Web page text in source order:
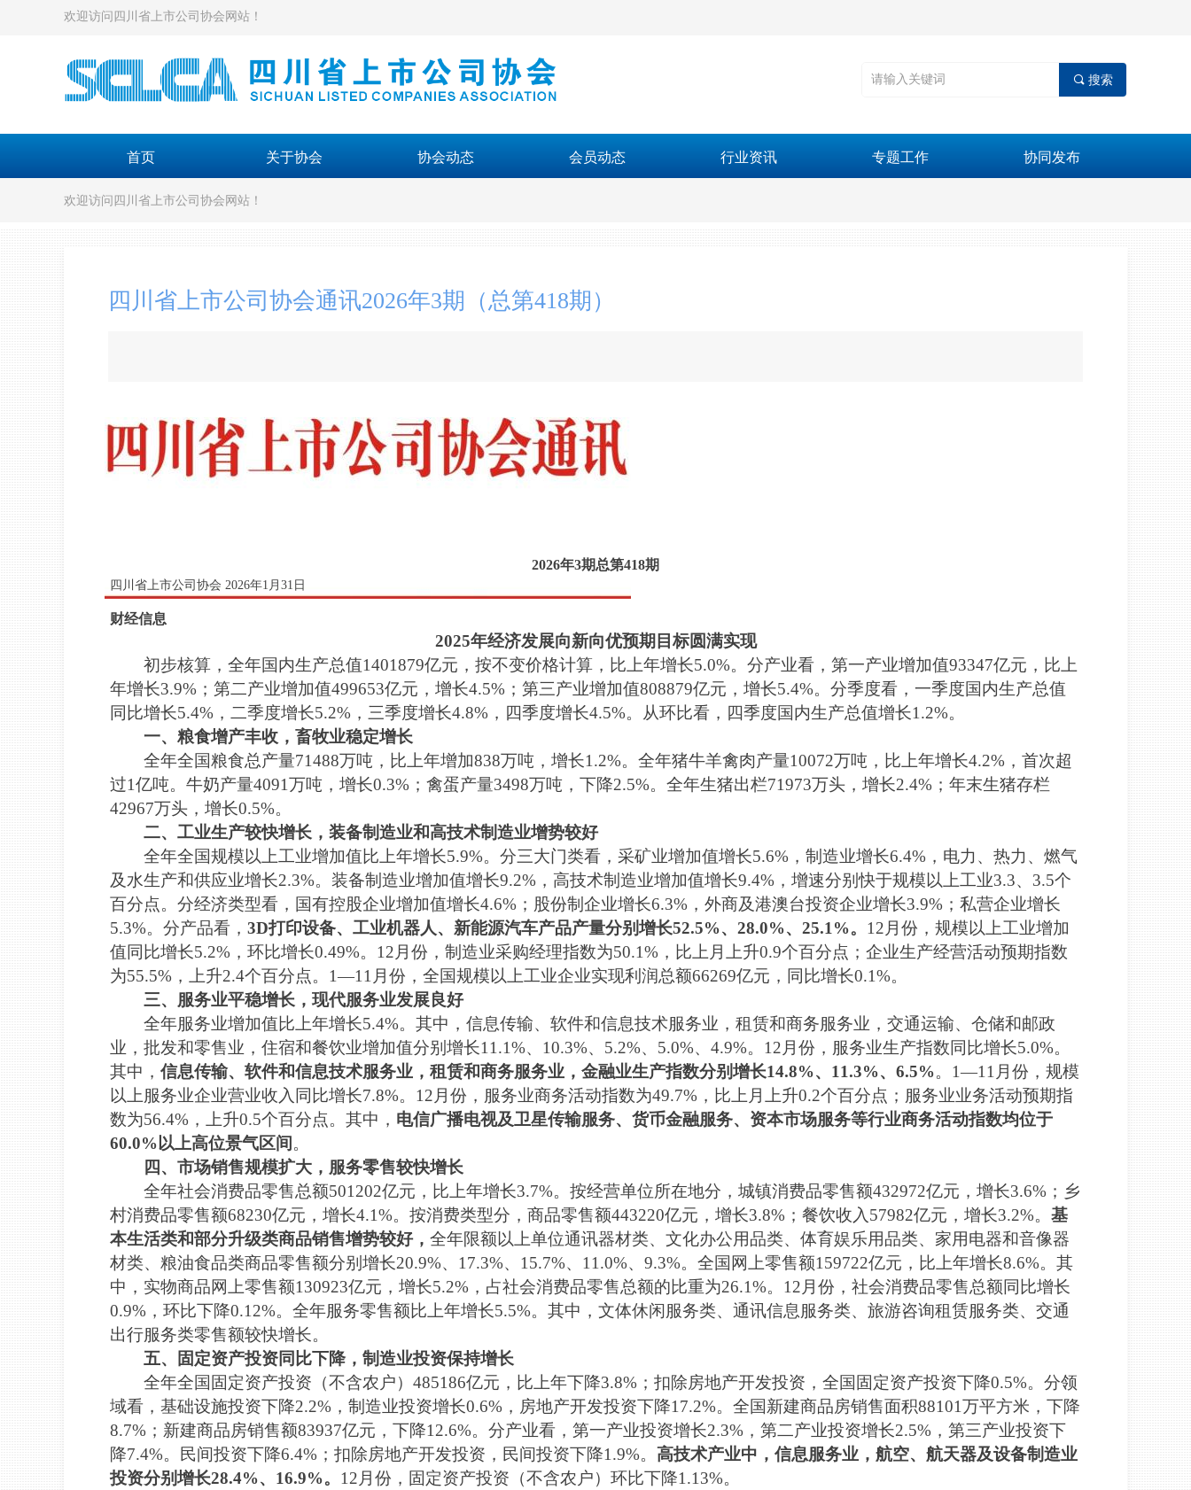
끠 搜索
首页 关于协会 协会动态 会员动态 行业资讯 专题工作 协同发布
欢迎访问四川省上市公司协会网站！
欢迎访问四川省上市公司协会网站！
2026年3期总第418期
四川省上市公司协会 2026年1月31日
财经信息
2025年经济发展向新向优预期目标圆满实现
初步核算，全年国内生产总值1401879亿元，按不变价格计算，比上年增长5.0%。分产业看，第一产业增加值93347亿元，比上
年增长3.9%；第二产业增加值499653亿元，增长4.5%；第三产业增加值808879亿元，增长5.4%。分季度看，一季度国内生产总值
同比增长5.4%，二季度增长5.2%，三季度增长4.8%，四季度增长4.5%。从环比看，四季度国内生产总值增长1.2%。
一、粮食增产丰收，畜牧业稳定增长
全年全国粮食总产量71488万吨，比上年增加838万吨，增长1.2%。全年猪牛羊禽肉产量10072万吨，比上年增长4.2%，首次超
过1亿吨。牛奶产量4091万吨，增长0.3%；禽蛋产量3498万吨，下降2.5%。全年生猪出栏71973万头，增长2.4%；年末生猪存栏
42967万头，增长0.5%。
二、工业生产较快增长，装备制造业和高技术制造业增势较好
全年全国规模以上工业增加值比上年增长5.9%。分三大门类看，采矿业增加值增长5.6%，制造业增长6.4%，电力、热力、燃气
及水生产和供应业增长2.3%。装备制造业增加值增长9.2%，高技术制造业增加值增长9.4%，增速分别快于规模以上工业3.3、3.5个
百分点。分经济类型看，国有控股企业增加值增长4.6%；股份制企业增长6.3%，外商及港澳台投资企业增长3.9%；私营企业增长
5.3%。分产品看， 3D打印设备、工业机器人、新能源汽车产品产量分别增长52.5%、28.0%、25.1%。 12月份，规模以上工业增加
值同比增长5.2%，环比增长0.49%。12月份，制造业采购经理指数为50.1%，比上月上升0.9个百分点；企业生产经营活动预期指数
为55.5%，上升2.4个百分点。1—11月份，全国规模以上工业企业实现利润总额66269亿元，同比增长0.1%。
三、服务业平稳增长，现代服务业发展良好
全年服务业增加值比上年增长5.4%。其中，信息传输、软件和信息技术服务业，租赁和商务服务业，交通运输、仓储和邮政
业，批发和零售业，住宿和餐饮业增加值分别增长11.1%、10.3%、5.2%、5.0%、4.9%。12月份，服务业生产指数同比增长5.0%。
其中， 信息传输、软件和信息技术服务业，租赁和商务服务业，金融业生产指数分别增长14.8%、11.3%、6.5%。1—11月份，规模
以上服务业企业营业收入同比增长7.8%。12月份，服务业商务活动指数为49.7%，比上月上升0.2个百分点；服务业业务活动预期指
数为56.4%，上升0.5个百分点。其中， 电信广播电视及卫星传输服务、货币金融服务、资本市场服务等行业商务活动指数均位于
60.0%以上高位景气区间 。
四、市场销售规模扩大，服务零售较快增长
全年社会消费品零售总额501202亿元，比上年增长3.7%。按经营单位所在地分，城镇消费品零售额432972亿元，增长3.6%；乡
村消费品零售额68230亿元，增长4.1%。按消费类型分，商品零售额443220亿元，增长3.8%；餐饮收入57982亿元，增长3.2%。 基
本生活类和部分升级类商品销售增势较好， 全年限额以上单位通讯器材类、文化办公用品类、体育娱乐用品类、家用电器和音像器
材类、粮油食品类商品零售额分别增长20.9%、17.3%、15.7%、11.0%、9.3%。全国网上零售额159722亿元，比上年增长8.6%。其
中，实物商品网上零售额130923亿元，增长5.2%，占社会消费品零售总额的比重为26.1%。12月份，社会消费品零售总额同比增长
0.9%，环比下降0.12%。全年服务零售额比上年增长5.5%。其中，文体休闲服务类、通讯信息服务类、旅游咨询租赁服务类、交通
出行服务类零售额较快增长。
五、固定资产投资同比下降，制造业投资保持增长
全年全国固定资产投资（不含农户）485186亿元，比上年下降3.8%；扣除房地产开发投资，全国固定资产投资下降0.5%。分领
域看，基础设施投资下降2.2%，制造业投资增长0.6%，房地产开发投资下降17.2%。全国新建商品房销售面积88101万平方米，下降
8.7%；新建商品房销售额83937亿元，下降12.6%。分产业看，第一产业投资增长2.3%，第二产业投资增长2.5%，第三产业投资下
降7.4%。民间投资下降6.4%；扣除房地产开发投资，民间投资下降1.9%。 高技术产业中，信息服务业，航空、航天器及设备制造业
投资分别增长28.4%、16.9%。 12月份，固定资产投资（不含农户）环比下降1.13%。
四川省上市公司协会通讯2026年3期（总第418期）